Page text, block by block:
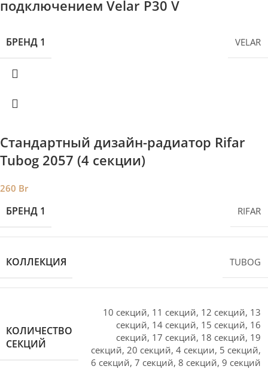
подключением Velar P30 V
БРЕНД 1 VELAR
Стандартный дизайн-радиатор Rifar
Tubog 2057 (4 секции)
260 Br
БРЕНД 1 RIFAR
КОЛЛЕКЦИЯ TUBOG
КОЛИЧЕСТВО
СЕКЦИЙ
10 секций, 11 секций, 12 секций, 13
секций, 14 секций, 15 секций, 16
секций, 17 секций, 18 секций, 19
секций, 20 секций, 4 секции, 5 секций,
6 секций, 7 секций, 8 секций, 9 секций